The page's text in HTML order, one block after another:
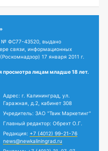
№ ФС77-43520, выдано
связи, информационных
17 января 2011 г.
просмотра лицам младше 18 лет.
Адрес: г. Калининград, ул.
Гаражная, д.2, кабинет 308
Учредитель: ЗАО "Твик Маркетинг"
Главный редактор: Обрехт О.Г.
Редакция: +7 (4012) 99-21-76
news@newkaliningrad.ru